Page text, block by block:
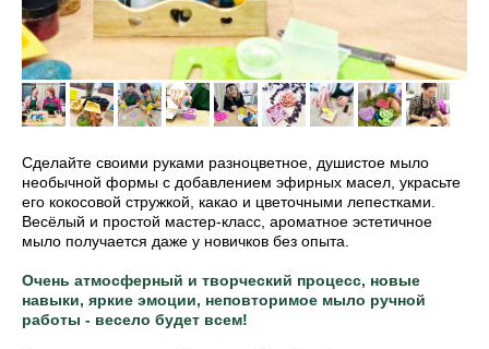
Сделайте своими руками разноцветное, душистое мыло
необычной формы с добавлением эфирных масел, украсьте
его кокосовой стружкой, какао и цветочными лепестками.
Весёлый и простой мастер-класс, ароматное эстетичное
мыло получается даже у новичков без опыта.
Очень атмосферный и творческий процесс, новые
навыки, яркие эмоции, неповторимое мыло ручной
работы - весело будет всем!